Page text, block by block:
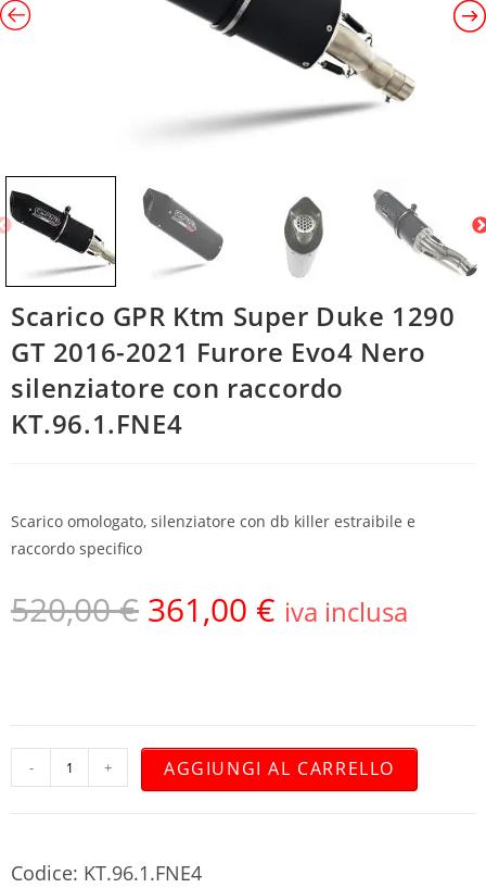
Scarico GPR Ktm Super Duke 1290
GT 2016-2021 Furore Evo4 Nero
silenziatore con raccordo
KT.96.1.FNE4
Scarico omologato, silenziatore con db killer estraibile e
raccordo specifico
520,00€ 361,00 € iva inclusa
- + AGGIUNGI AL CARRELLO
Codice: KT.96.1.FNE4